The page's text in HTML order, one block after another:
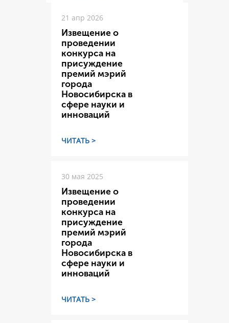
21 апр 2026
Извещение о
проведении
конкурса на
присуждение
премий мэрий
города
Новосибирска в
сфере науки и
инноваций
ЧИТАТЬ >
30 мая 2025
Извещение о
проведении
конкурса на
присуждение
премий мэрий
города
Новосибирска в
сфере науки и
инноваций
ЧИТАТЬ >